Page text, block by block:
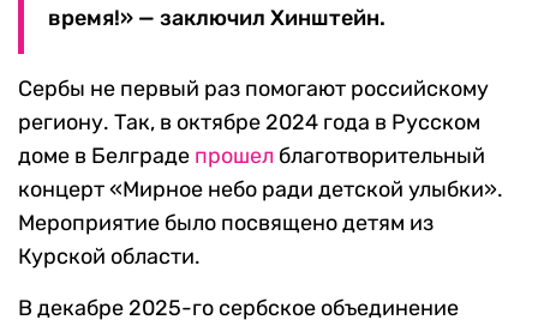
время!» — заключил Хинштейн.
Сербы не первый раз помогают российскому
региону. Так, в октябре 2024 года в Русском
доме в Белграде прошел благотворительный
концерт «Мирное небо ради детской улыбки».
Мероприятие было посвящено детям из
Курской области.
В декабре 2025-го сербское объединение